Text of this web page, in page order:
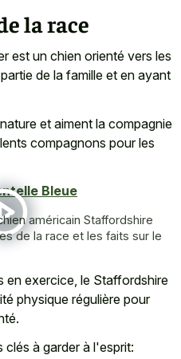
la race
est un chien orienté vers les
de la famille et en ayant
et aiment la compagnie
compagnons pour les
Bleue
américain Staffordshire
de la race et les faits sur le
en exercice, le Staffordshire
physique régulière pour
à garder à l'esprit: